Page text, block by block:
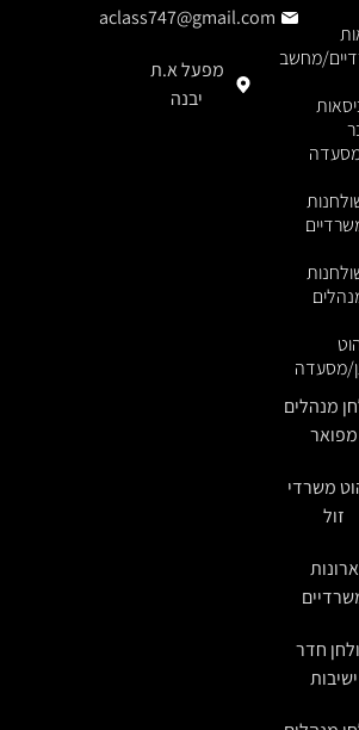
aclass747@gmail.com
מפעל א.ת
יבנה
מחשב
מסעדה
מנהלים
מפואר
משרדי
זול
ארונות
חדר
ישיבות